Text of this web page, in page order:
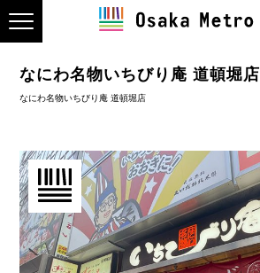
なにわ名物いちびり庵 道頓堀店
なにわ名物いちびり庵 道頓堀店